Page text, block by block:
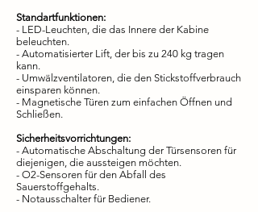
Standartfunktionen:
- LED-Leuchten, die das Innere der Kabine
beleuchten.
- Automatisierter Lift, der bis zu 240 kg tragen
kann.
- Umwälzventilatoren, die den Stickstoffverbrauch
einsparen können.
- Magnetische Türen zum einfachen Öffnen und
Schließen.
Sicherheitsvorrichtungen:
- Automatische Abschaltung der Türsensoren für
diejenigen, die aussteigen möchten.
- O2-Sensoren für den Abfall des
Sauerstoffgehalts.
- Notausschalter für Bediener.